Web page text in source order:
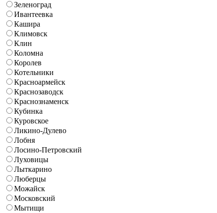
Зеленоград
Ивантеевка
Кашира
Климовск
Клин
Коломна
Королев
Котельники
Красноармейск
Краснозаводск
Краснознаменск
Кубинка
Куровское
Ликино-Дулево
Лобня
Лосино-Петровский
Луховицы
Лыткарино
Люберцы
Можайск
Московский
Мытищи